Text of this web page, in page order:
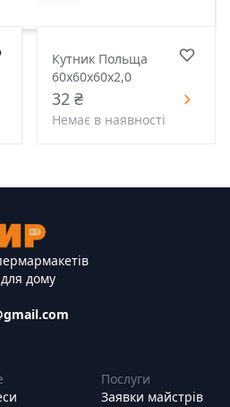
Кутник Польща
60х60х60х2,0
32 ₴
Немає в наявності
для дому
Послуги
Заявки майстрів